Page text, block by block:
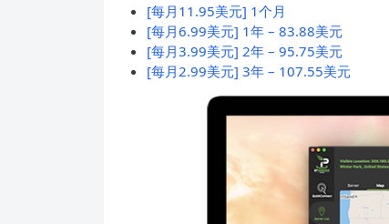
[每月11.95美元] 1个月
[每月6.99美元] 1年 – 83.88美元
[每月3.99美元] 2年 – 95.75美元
[每月2.99美元] 3年 – 107.55美元